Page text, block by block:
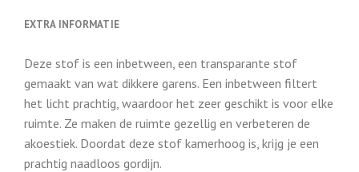
EXTRA INFORMATIE
Deze stof is een inbetween, een transparante stof
gemaakt van wat dikkere garens. Een inbetween filtert
het licht prachtig, waardoor het zeer geschikt is voor elke
ruimte. Ze maken de ruimte gezellig en verbeteren de
akoestiek. Doordat deze stof kamerhoog is, krijg je een
prachtig naadloos gordijn.